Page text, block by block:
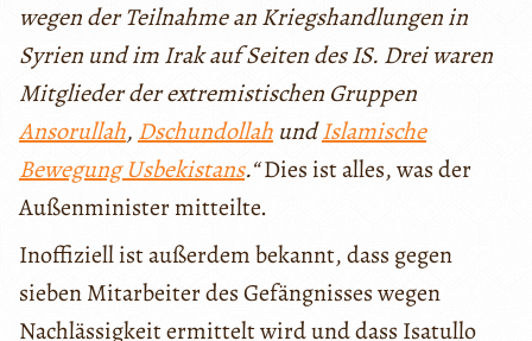
wegen der Teilnahme an Kriegshandlungen in
Syrien und im Irak auf Seiten des IS. Drei waren
Mitglieder der extremistischen Gruppen
Ansorullah, Dschundollah undIslamische
Bewegung Usbekistans.“Dies ist alles, was der
Außenminister mitteilte.
Inoffiziell ist außerdem bekannt, dass gegen
sieben Mitarbeiter des Gefängnisses wegen
Nachlässigkeit ermittelt wird und dass Isatullo